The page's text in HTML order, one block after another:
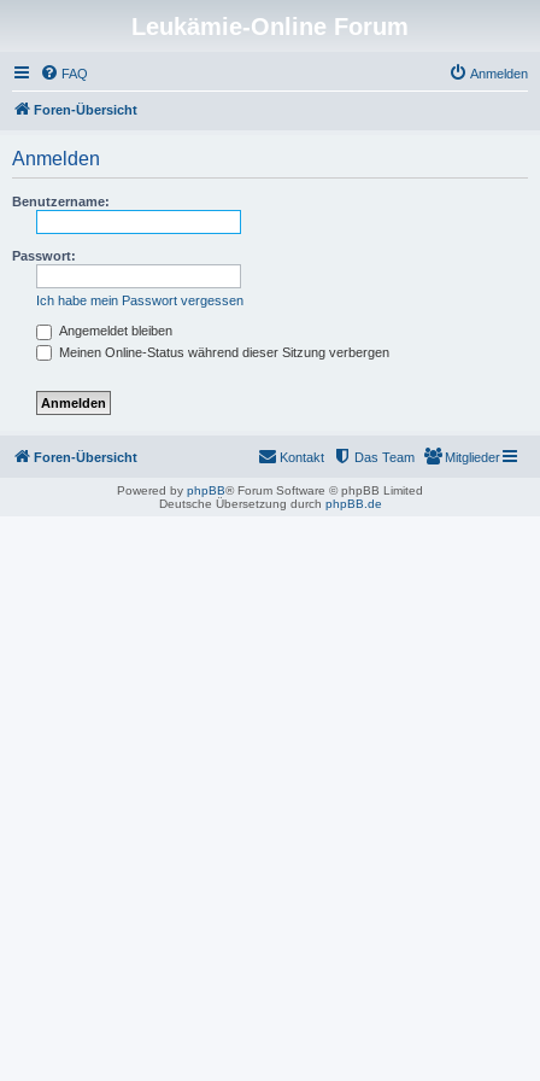
Leukämie-Online Forum
FAQ Anmelden
Foren-Übersicht
Anmelden
Benutzername:
Passwort:
Ich habe mein Passwort vergessen
Angemeldet bleiben
Meinen Online-Status während dieser Sitzung verbergen
Foren-Übersicht Mitglieder
Das Team
Kontakt
Powered by phpBB® Forum Software © phpBB Limited
Deutsche Übersetzung durch phpBB.de